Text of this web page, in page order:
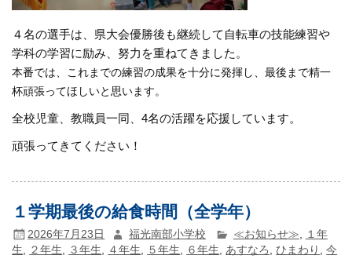
４名の選手は、県大会優勝後も継続して自転車の技能練習や
学科の学習に励み、努力を重ねてきました。
本番では、これまでの練習の成果を十分に発揮し、最後まで精一
杯頑張ってほしいと思います。
全校児童、教職員一同、4名の活躍を応援しています。
頑張ってきてください！
１学期最後の給食時間（全学年）
2026年7月23日 福光南部小学校 ≪お知らせ≫
１年
生, ２年生, ３年生, ４年生, ５年生, ６年生, あすなろ ,ひまわり ,今